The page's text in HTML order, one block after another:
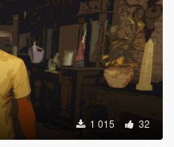
1 015 32